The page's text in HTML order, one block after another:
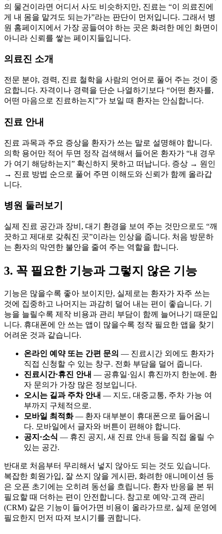
의 물건이라면 어디서 사도 비슷하지만, 진료는 “이 의료진에
게 내 몸을 맡겨도 되는가”라는 판단이 먼저입니다. 그래서 병
원 홈페이지에서 가장 공들여야 하는 곳은 화려한 메인 화면이
아니라 신뢰를 쌓는 페이지들입니다.
의료진 소개
전문 분야, 경력, 진료 철학을 사람의 언어로 풀어 주는 것이 중
요합니다. 자격이나 경력을 단순 나열하기보다 “어떤 환자를,
어떤 마음으로 진료하는지”가 보일 때 환자는 안심합니다.
진료 안내
진료 과목과 주요 증상을 환자가 쓰는 말로 설명해야 합니다.
의학 용어만 적어 두면 정작 검색해서 들어온 환자가 “내 경우
가 여기 해당하는지” 확신하지 못하고 떠납니다. 증상 → 원인
→ 진료 방법 순으로 풀어 주면 이해도와 신뢰가 함께 올라갑
니다.
병원 둘러보기
실제 진료 공간과 장비, 대기 환경을 보여 주는 것만으로도 “깨
끗하고 제대로 갖춰진 곳”이라는 인상을 줍니다. 처음 방문하
는 환자의 막연한 불안을 줄여 주는 역할을 합니다.
3. 꼭 필요한 기능과 그렇지 않은 기능
기능은 많을수록 좋아 보이지만, 실제로는 환자가 자주 쓰는
것에 집중하고 나머지는 과감히 덜어 내는 편이 좋습니다. 기
능을 늘릴수록 제작 비용과 관리 부담이 함께 늘어나기 때문입
니다. 휴대폰에 안 쓰는 앱이 많을수록 정작 필요한 앱을 찾기
어려운 것과 같습니다.
온라인 예약 또는 간편 문의 — 진료시간 외에도 환자가
직접 신청할 수 있는 창구. 전화 부담을 덜어 줍니다.
진료시간·휴진 안내 — 공휴일·임시 휴진까지 한눈에. 환
자 문의가 가장 많은 정보입니다.
오시는 길과 주차 안내 — 지도, 대중교통, 주차 가능 여
부까지 구체적으로.
모바일 최적화— 환자 대부분이 휴대폰으로 들어옵니
다. 모바일에서 글자와 버튼이 편해야 합니다.
공지·소식 — 휴진 공지, 새 진료 안내 등을 직접 올릴 수
있는 공간.
반대로 처음부터 무리해서 넣지 않아도 되는 것도 있습니다.
복잡한 회원가입, 잘 쓰지 않을 게시판, 화려한 애니메이션 등
은 오픈 초기에는 오히려 동선을 흐립니다. 환자 반응을 본 뒤
필요할 때 더하는 편이 안전합니다. 참고로 예약·고객 관리
(CRM) 같은 기능이 들어가면 비용이 올라가므로, 실제 운영에
필요한지 먼저 따져 보시기를 권합니다.